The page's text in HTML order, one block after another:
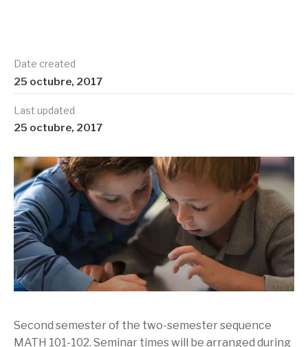
Date created
25 octubre, 2017
Last updated
25 octubre, 2017
Second semester of the two-semester sequence
MATH 101-102. Seminar times will be arranged during